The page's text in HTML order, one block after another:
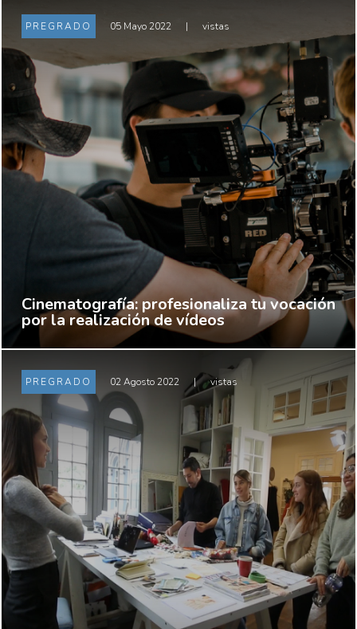
PREGRADO 05 Mayo 2022 | vistas
Cinematografía: profesionaliza tu vocación
por la realización de vídeos
PREGRADO 02 Agosto 2022 | vistas